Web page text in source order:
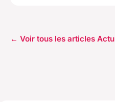
← Voir tous les articles Actu